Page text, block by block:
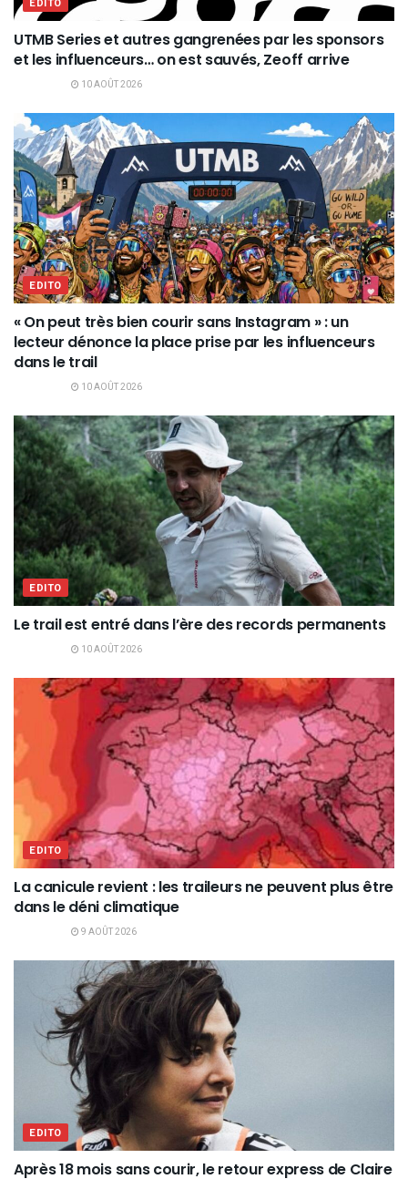
EDITO
UTMB Series et autres gangrenées par les sponsors
et les influenceurs… on est sauvés, Zeoff arrive
10 AOÛT 2026
EDITO
« On peut très bien courir sans Instagram » : un
lecteur dénonce la place prise par les influenceurs
dans le trail
10 AOÛT 2026
EDITO
Le trail est entré dans l’ère des records permanents
10 AOÛT 2026
EDITO
La canicule revient : les traileurs ne peuvent plus être
dans le déni climatique
9 AOÛT 2026
EDITO
Après 18 mois sans courir, le retour express de Claire